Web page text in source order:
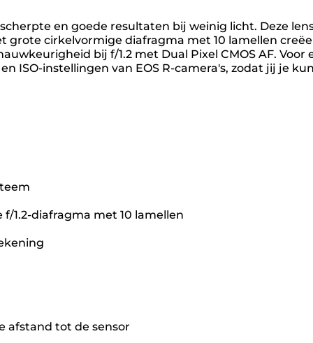
en goede resultaten bij weinig licht. Deze
cirkelvormige diafragma met 10 lamellen
bij f/1.2 met Dual Pixel CMOS AF. Voor
ISO-instellingen van EOS R-camera's, zodat jij je
1.2-diafragma met 10 lamellen
afstand tot de sensor